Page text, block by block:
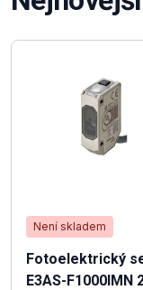
Není skladem
Fotoelektrický
E3AS-F1000IMN